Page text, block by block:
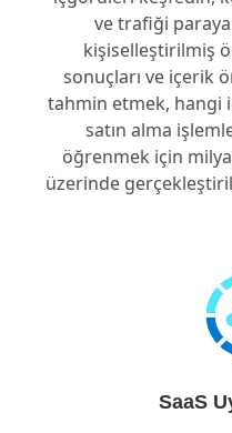
ve trafiği
kişiselleştirilmiş
sonuçları ve içerik
tahmin etmek, hangi
satın alma
öğrenmek için
üzerinde
SaaS